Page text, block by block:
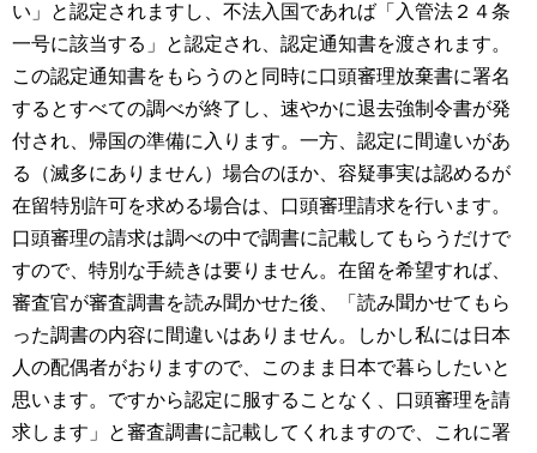
い」と認定されますし、不法入国であれば「入管法２４条
一号に該当する」と認定され、認定通知書を渡されます。
この認定通知書をもらうのと同時に口頭審理放棄書に署名
するとすべての調べが終了し、速やかに退去強制令書が発
付され、帰国の準備に入ります。一方、認定に間違いがあ
る（滅多にありません）場合のほか、容疑事実は認めるが
在留特別許可を求める場合は、口頭審理請求を行います。
口頭審理の請求は調べの中で調書に記載してもらうだけで
すので、特別な手続きは要りません。在留を希望すれば、
審査官が審査調書を読み聞かせた後、「読み聞かせてもら
った調書の内容に間違いはありません。しかし私には日本
人の配偶者がおりますので、このまま日本で暮らしたいと
思います。ですから認定に服することなく、口頭審理を請
求します」と審査調書に記載してくれますので、これに署